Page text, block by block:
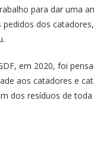
para dar uma
dos
em 2020, foi
aos catadores e
dos resíduos de